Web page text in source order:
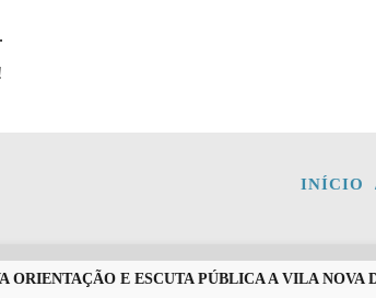
INÍCIO
E ESCUTA PÚBLICA A VILA NOVA DE